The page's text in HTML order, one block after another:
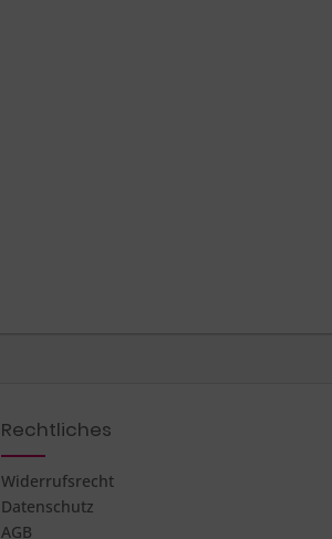
Rechtliches
Widerrufsrecht
Datenschutz
AGB